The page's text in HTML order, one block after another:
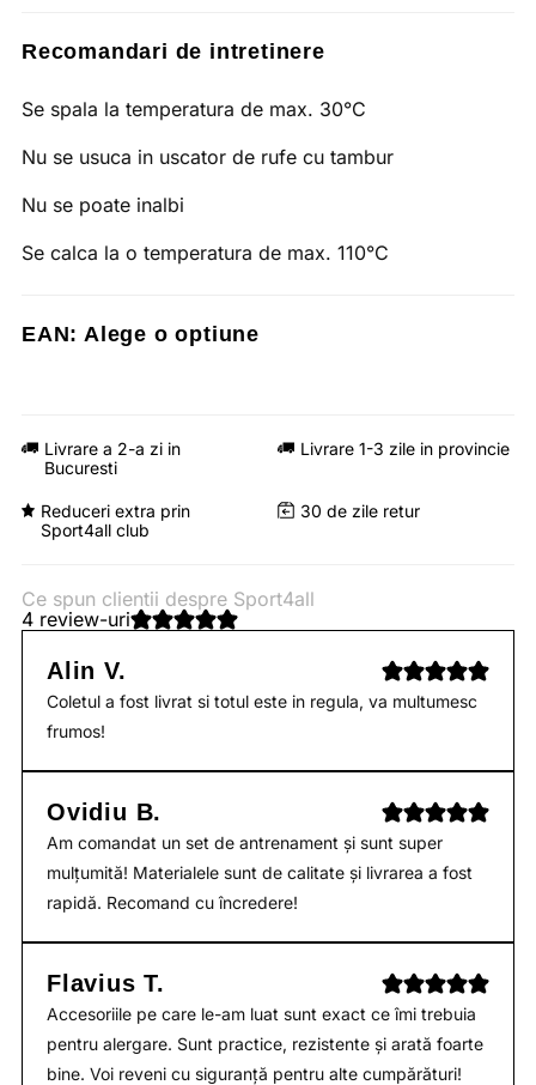
Recomandari de intretinere
Se spala la temperatura de max. 30°C
Nu se usuca in uscator de rufe cu tambur
Nu se poate inalbi
Se calca la o temperatura de max. 110°C
EAN: Alege o optiune
Livrare a 2-a zi in
Bucuresti
Livrare 1-3 zile in provincie
Reduceri extra prin
Sport4all club
30 de zile retur
Ce spun clientii despre Sport4all
4 review-uri
Alin V.
Coletul a fost livrat si totul este in regula, va multumesc
frumos!
Ovidiu B.
Am comandat un set de antrenament și sunt super
mulțumită! Materialele sunt de calitate și livrarea a fost
rapidă. Recomand cu încredere!
Flavius T.
Accesoriile pe care le-am luat sunt exact ce îmi trebuia
pentru alergare. Sunt practice, rezistente și arată foarte
bine. Voi reveni cu siguranță pentru alte cumpărături!